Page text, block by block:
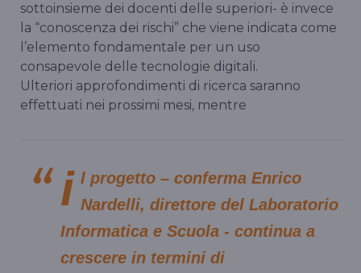
sottoinsieme dei docenti delle superiori- è invece
la “conoscenza dei rischi” che viene indicata come
l’elemento fondamentale per un uso
consapevole delle tecnologie digitali.
Ulteriori approfondimenti di ricerca saranno
effettuati nei prossimi mesi, mentre
i l progetto – conferma Enrico
Nardelli, direttore del Laboratorio
Informatica e Scuola - continua a
crescere in termini di